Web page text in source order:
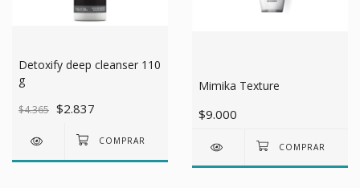
Detoxify deep cleanser 110
g
$4.365 $2.837
Mimika Texture
$9.000